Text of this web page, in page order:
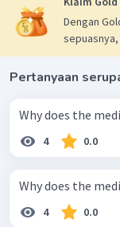
Dengan
sepuasnya,
Pertanyaan
Why does the
4 0.0
Why does the
4 0.0